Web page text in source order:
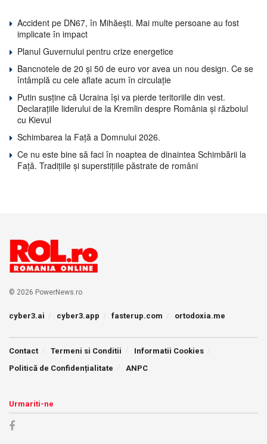
Accident pe DN67, în Mihăești. Mai multe persoane au fost
implicate în impact
Planul Guvernului pentru crize energetice
Bancnotele de 20 și 50 de euro vor avea un nou design. Ce se
întâmplă cu cele aflate acum în circulație
Putin susține că Ucraina își va pierde teritoriile din vest.
Declarațiile liderului de la Kremlin despre România și războiul
cu Kievul
Schimbarea la Față a Domnului 2026.
Ce nu este bine să faci în noaptea de dinaintea Schimbării la
Față. Tradițiile și superstițiile păstrate de români
© 2026 PowerNews.ro
cyber3.ai cyber3.app fasterup.com ortodoxia.me
Contact Termeni si Conditii
Informatii Cookies
Politică de Confidențialitate
ANPC
Urmariti-ne